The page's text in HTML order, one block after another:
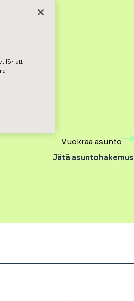
Vuokraa asunto
Jätä asuntohakemus
för att